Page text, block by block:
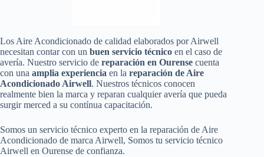
Los Aire Acondicionado de calidad elaborados por Airwell
necesitan contar con un buen servicio técnico en el caso de
avería. Nuestro servicio de reparación en Ourense cuenta
con una amplia experiencia en la reparación de Aire
Acondicionado Airwell. Nuestros técnicos conocen
realmente bien la marca y reparan cualquier avería que pueda
surgir merced a su contínua capacitación.
Somos un servicio técnico experto en la reparación de Aire
Acondicionado de marca Airwell, Somos tu servicio técnico
Airwell en Ourense de confianza.